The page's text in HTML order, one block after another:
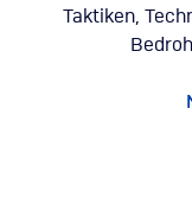
Taktiken,